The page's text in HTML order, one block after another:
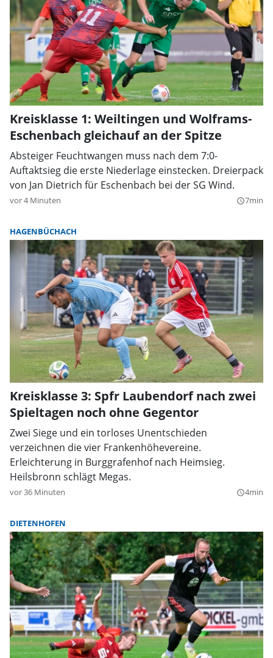
Kreisklasse 1: Weiltingen und Wolframs-
Eschenbach gleichauf an der Spitze
Absteiger Feuchtwangen muss nach dem 7:0-
Auftaktsieg die erste Niederlage einstecken. Dreierpack
von Jan Dietrich für Eschenbach bei der SG Wind.
vor 4 Minuten query_builder7min
HAGENBÜCHACH
Kreisklasse 3: Spfr Laubendorf nach zwei
Spieltagen noch ohne Gegentor
Zwei Siege und ein torloses Unentschieden
verzeichnen die vier Frankenhöhevereine.
Erleichterung in Burggrafenhof nach Heimsieg.
Heilsbronn schlägt Megas.
vor 36 Minuten query_builder4min
DIETENHOFEN